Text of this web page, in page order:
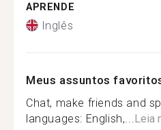
APRENDE
Inglês
Meus assuntos
Chat, make friends and
languages: English,... Leia